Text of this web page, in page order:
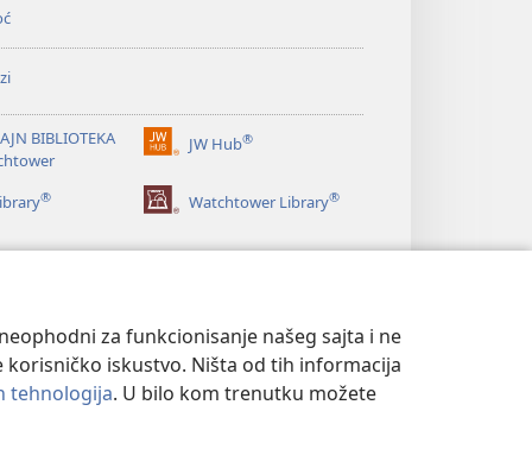
za funkcionisanje našeg sajta i ne
iskustvo. Ništa od tih informacija
tehnologija. U bilo kom trenutku možete
BIBLIOTEKA
JW Hub®
(otvara
prozor)
® Watchtower Library®